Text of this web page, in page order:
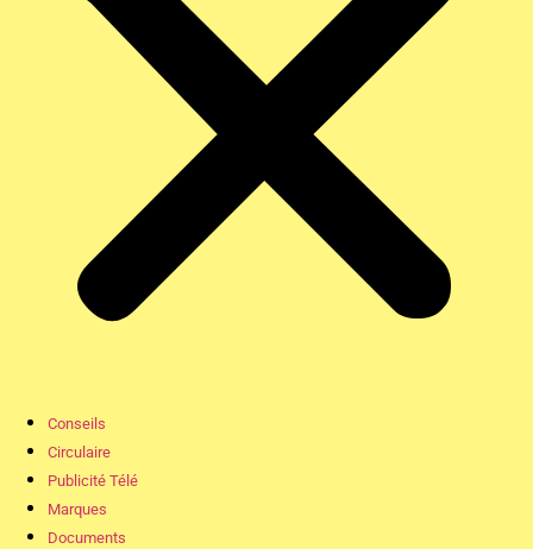
Conseils
Circulaire
Publicité Télé
Marques
Documents